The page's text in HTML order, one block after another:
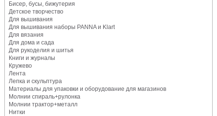
Бисер, бусы, бижутерия
Детское творчество
Для вышивания
Для вышивания наборы PANNA и Klart
Для вязания
Для дома и сада
Для рукоделия и шитья
Книги и журналы
Кружево
Лента
Лепка и скульптура
Материалы для упаковки и оборудование для магазинов
Молнии спираль+рулонка
Молнии трактор+металл
Нитки